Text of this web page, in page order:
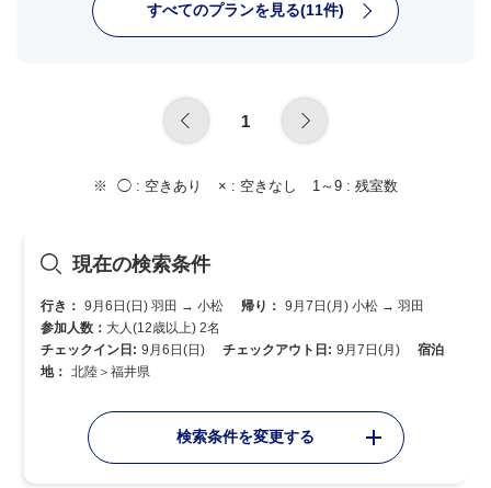
すべてのプランを見る(11件)
1
◯ : 空きあり × : 空きなし 1～9 : 残室数
現在の検索条件
行き： 9月6日(日) 羽田 → 小松 帰り： 9月7日(月) 小松 → 羽田
参加人数： 大人(12歳以上) 2名
チェックイン日: 9月6日(日) チェックアウト日: 9月7日(月)
宿泊
地： 北陸＞福井県
検索条件を変更する